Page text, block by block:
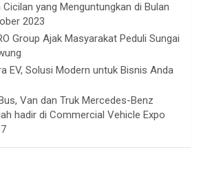
Cicilan yang Menguntungkan di Bulan
2023
Group Ajak Masyarakat Peduli Sungai
EV, Solusi Modern untuk Bisnis Anda
Van dan Truk Mercedes-Benz
hadir di Commercial Vehicle Expo